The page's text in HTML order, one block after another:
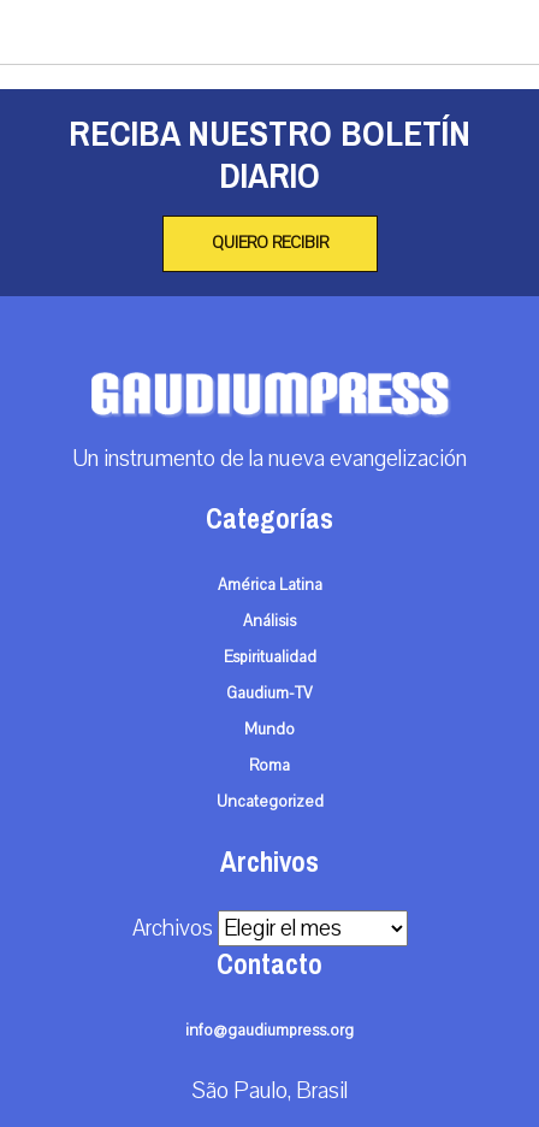
RECIBA NUESTRO BOLETÍN
DIARIO
QUIERO RECIBIR
Un instrumento de la nueva evangelización
Categorías
América Latina
Análisis
Espiritualidad
Gaudium-TV
Mundo
Roma
Uncategorized
Archivos
Archivos
Contacto
info@gaudiumpress.org
São Paulo, Brasil